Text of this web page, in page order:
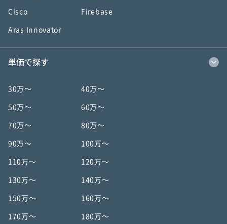
Cisco Firebase
Aras Innovator
単価で探す
30万〜 40万〜
50万〜 60万〜
70万〜 80万〜
90万〜 100万〜
110万〜 120万〜
130万〜 140万〜
150万〜 160万〜
170万〜 180万〜